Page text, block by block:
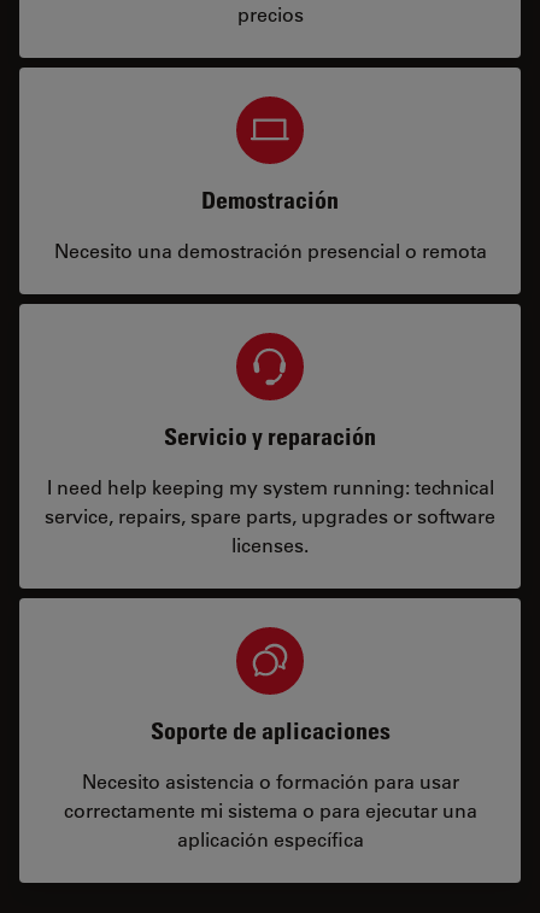
precios
Demostración
Necesito una demostración presencial o remota
Servicio y reparación
I need help keeping my system running: technical
service, repairs, spare parts, upgrades or software
licenses.
Soporte de aplicaciones
Necesito asistencia o formación para usar
correctamente mi sistema o para ejecutar una
aplicación específica